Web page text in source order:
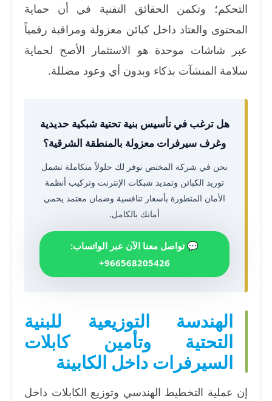
التحكم؛ وتكمن الحقائق التقنية في أن حماية
المحتوى والعتاد داخل كبائن معزولة ومراقبة رقمياً
عبر شاشات موحدة هو الاستثمار الأصح لحماية
سلامة المنشآت بذكاء وبدون أي وعود مضللة.
هل ترغب في تأسيس بنية تحتية شبكية حديدية
وغرف سيرفرات معزولة بالمنطقة الشرقية؟
نحن في شركة المختص نوفر لك حلولاً متكاملة تشمل
توريد الكبائن وتمديد شبكات الإنترنت وتركيب أنظمة
الأمان المتطورة بأسعار تنافسية وضمان معتمد يحمي
أمانك بالكامل.
💬 تواصل معنا الآن عبر الواتساب:
966568205426+
الهندسة التوزيعية للبنية
التحتية وتأمين كابلات
السيرفرات داخل الكابينة
إن عملية التخطيط الهندسي وتوزيع الكابلات داخل